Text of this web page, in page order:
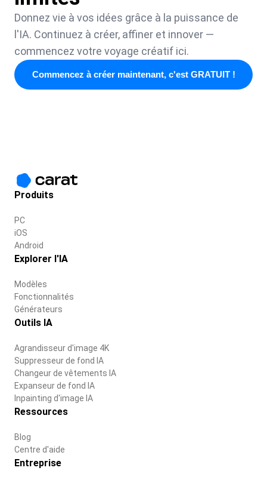
Donnez vie à vos idées grâce à la puissance de
l'IA. Continuez à créer, affiner et innover —
commencez votre voyage créatif ici.
Commencez à créer maintenant, c'est GRATUIT !
Produits
PC
iOS
Android
Explorer l'IA
Modèles
Fonctionnalités
Générateurs
Outils IA
Agrandisseur d'image 4K
Suppresseur de fond IA
Changeur de vêtements IA
Expanseur de fond IA
Inpainting d'image IA
Ressources
Blog
Centre d'aide
Entreprise